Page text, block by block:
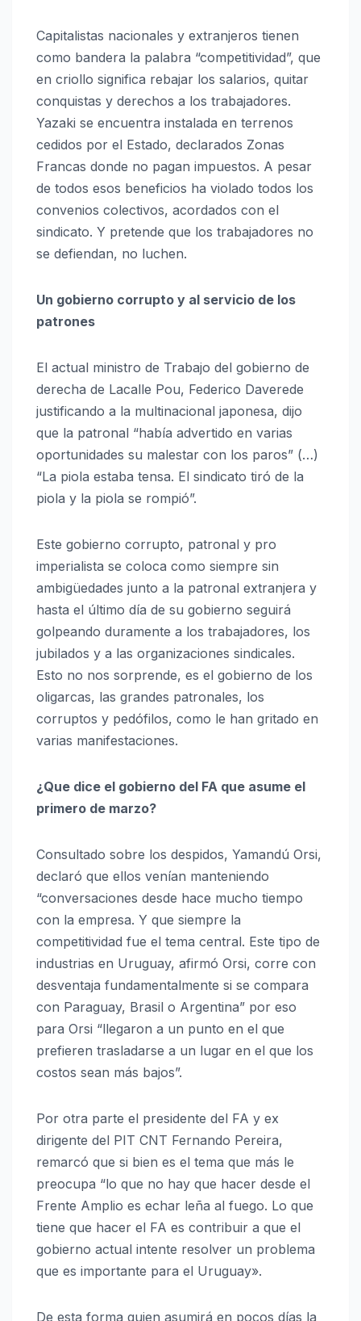
Capitalistas nacionales y extranjeros tienen
como bandera la palabra “competitividad”, que
en criollo significa rebajar los salarios, quitar
conquistas y derechos a los trabajadores.
Yazaki se encuentra instalada en terrenos
cedidos por el Estado, declarados Zonas
Francas donde no pagan impuestos. A pesar
de todos esos beneficios ha violado todos los
convenios colectivos, acordados con el
sindicato. Y pretende que los trabajadores no
se defiendan, no luchen.
Un gobierno corrupto y al servicio de los
patrones
El actual ministro de Trabajo del gobierno de
derecha de Lacalle Pou, Federico Daverede
justificando a la multinacional japonesa, dijo
que la patronal “había advertido en varias
oportunidades su malestar con los paros” (…)
“La piola estaba tensa. El sindicato tiró de la
piola y la piola se rompió”.
Este gobierno corrupto, patronal y pro
imperialista se coloca como siempre sin
ambigüedades junto a la patronal extranjera y
hasta el último día de su gobierno seguirá
golpeando duramente a los trabajadores, los
jubilados y a las organizaciones sindicales.
Esto no nos sorprende, es el gobierno de los
oligarcas, las grandes patronales, los
corruptos y pedófilos, como le han gritado en
varias manifestaciones.
¿Que dice el gobierno del FA que asume el
primero de marzo?
Consultado sobre los despidos, Yamandú Orsi,
declaró que ellos venían manteniendo
“conversaciones desde hace mucho tiempo
con la empresa. Y que siempre la
competitividad fue el tema central. Este tipo de
industrias en Uruguay, afirmó Orsi, corre con
desventaja fundamentalmente si se compara
con Paraguay, Brasil o Argentina” por eso
para Orsi “llegaron a un punto en el que
prefieren trasladarse a un lugar en el que los
costos sean más bajos”.
Por otra parte el presidente del FA y ex
dirigente del PIT CNT Fernando Pereira,
remarcó que si bien es el tema que más le
preocupa “lo que no hay que hacer desde el
Frente Amplio es echar leña al fuego. Lo que
tiene que hacer el FA es contribuir a que el
gobierno actual intente resolver un problema
que es importante para el Uruguay».
De esta forma quien asumirá en pocos días la